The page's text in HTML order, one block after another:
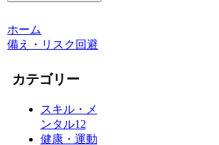
ホーム
備え・リスク回避
カテゴリー
スキル・メ
ンタル12
健康・運動